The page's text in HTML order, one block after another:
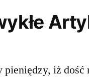
pieniędzy, iż dość